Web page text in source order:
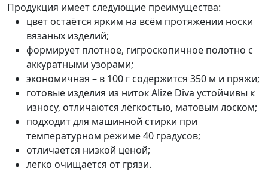
Продукция имеет следующие преимущества:
цвет остаётся ярким на всём протяжении носки
вязаных изделий;
формирует плотное, гигроскопичное полотно с
аккуратными узорами;
экономичная – в 100 г содержится 350 м и пряжи;
готовые изделия из ниток Alize Diva устойчивы к
износу, отличаются лёгкостью, матовым лоском;
подходит для машинной стирки при
температурном режиме 40 градусов;
отличается низкой ценой;
легко очищается от грязи.